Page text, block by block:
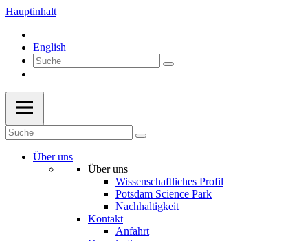
Hauptinhalt
English
Über uns
Über uns
Wissenschaftliches Profil
Potsdam Science Park
Nachhaltigkeit
Kontakt
Anfahrt